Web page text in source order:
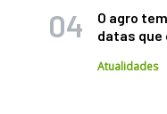
O agro
datas que
Atualidades